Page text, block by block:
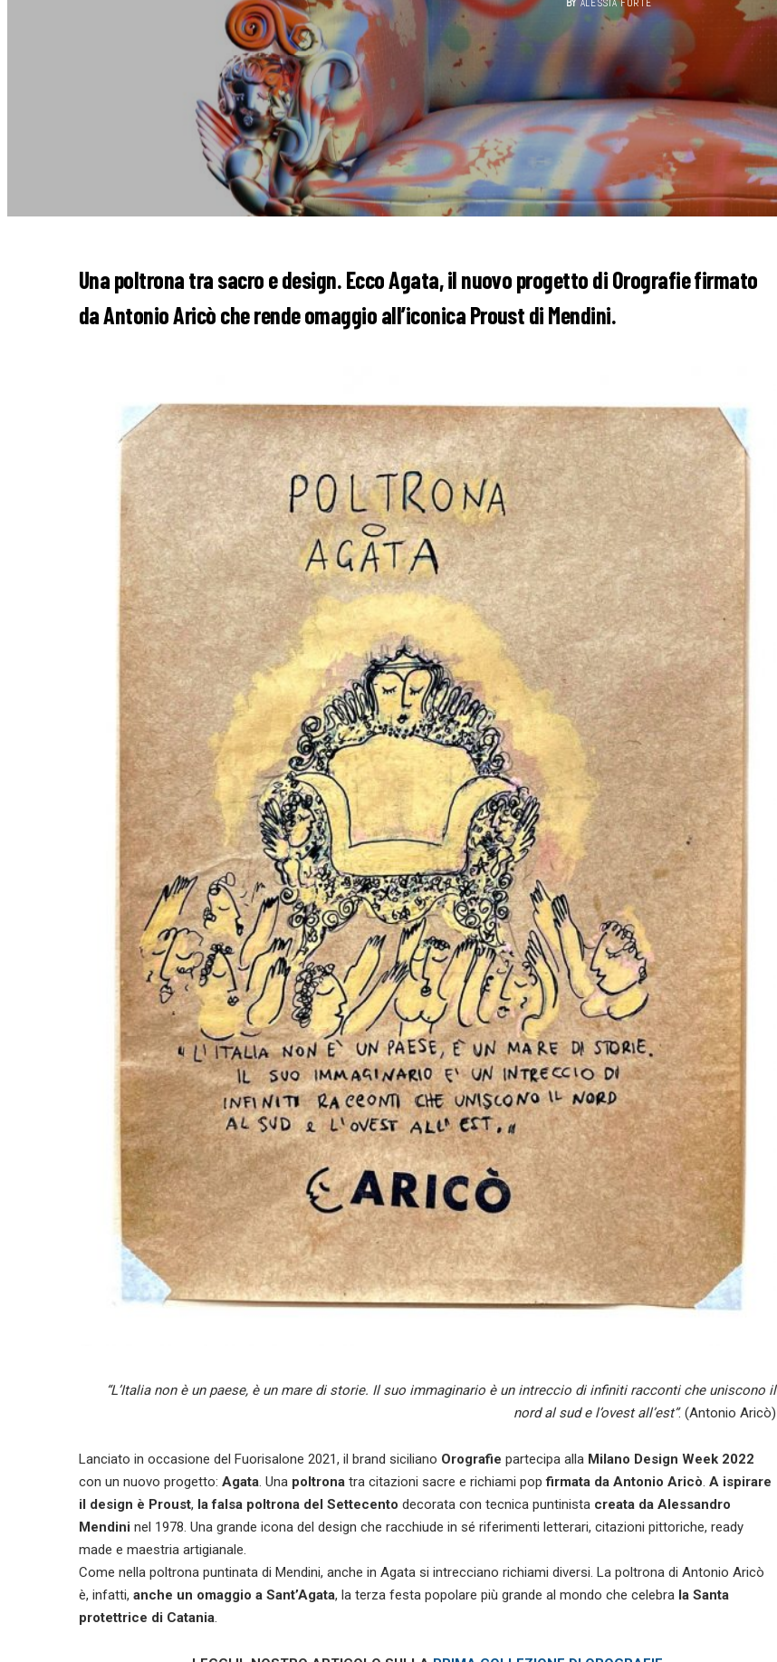
Una poltrona tra sacro e design. Ecco Agata, il nuovo progetto di Orografie firmato
da Antonio Aricò che rende omaggio all’iconica Proust di Mendini.
“L’Italia non è un paese, è un mare di storie. Il suo immaginario è un intreccio di infiniti racconti che uniscono il
nord al sud e l’ovest all’est”. (Antonio Aricò)
Lanciato in occasione del Fuorisalone 2021, il brand siciliano Orografie partecipa alla Milano Design Week 2022
con un nuovo progetto: Agata. Una poltrona tra citazioni sacre e richiami popfirmata da Antonio Aricò. A ispirare
il design è Proust, la falsa poltrona del Settecento decorata con tecnica puntinista creata da Alessandro
Mendini nel 1978. Una grande icona del design che racchiude in sé riferimenti letterari, citazioni pittoriche, ready
made e maestria artigianale.
Come nella poltrona puntinata di Mendini, anche in Agata si intrecciano richiami diversi. La poltrona di Antonio Aricò
è, infatti, anche un omaggio a Sant’Agata, la terza festa popolare più grande al mondo che celebra la Santa
protettrice di Catania.